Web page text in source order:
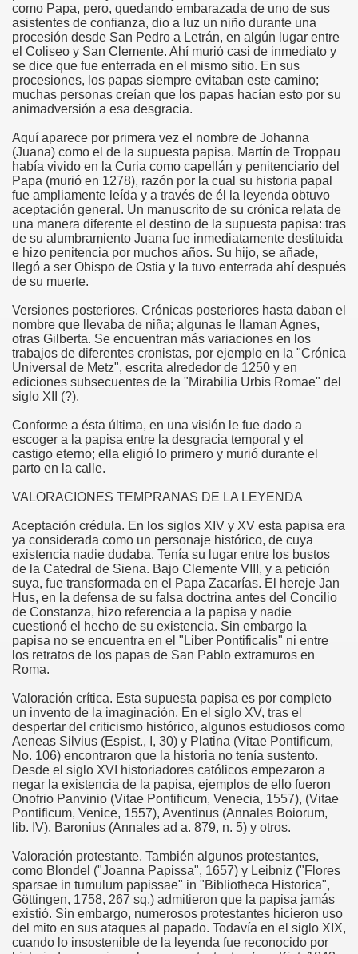
como Papa, pero, quedando embarazada de uno de sus
asistentes de confianza, dio a luz un niño durante una
procesión desde San Pedro a Letrán, en algún lugar entre
el Coliseo y San Clemente. Ahí murió casi de inmediato y
se dice que fue enterrada en el mismo sitio. En sus
procesiones, los papas siempre evitaban este camino;
muchas personas creían que los papas hacían esto por su
animadversión a esa desgracia.
Aquí aparece por primera vez el nombre de Johanna
(Juana) como el de la supuesta papisa. Martín de Troppau
había vivido en la Curia como capellán y penitenciario del
Papa (murió en 1278), razón por la cual su historia papal
fue ampliamente leída y a través de él la leyenda obtuvo
aceptación general. Un manuscrito de su crónica relata de
una manera diferente el destino de la supuesta papisa: tras
de su alumbramiento Juana fue inmediatamente destituida
e hizo penitencia por muchos años. Su hijo, se añade,
llegó a ser Obispo de Ostia y la tuvo enterrada ahí después
de su muerte.
Versiones posteriores. Crónicas posteriores hasta daban el
nombre que llevaba de niña; algunas le llaman Agnes,
otras Gilberta. Se encuentran más variaciones en los
trabajos de diferentes cronistas, por ejemplo en la "Crónica
Universal de Metz", escrita alrededor de 1250 y en
ediciones subsecuentes de la "Mirabilia Urbis Romae" del
siglo XII (?).
Conforme a ésta última, en una visión le fue dado a
escoger a la papisa entre la desgracia temporal y el
castigo eterno; ella eligió lo primero y murió durante el
parto en la calle.
VALORACIONES TEMPRANAS DE LA LEYENDA
Aceptación crédula. En los siglos XIV y XV esta papisa era
ya considerada como un personaje histórico, de cuya
existencia nadie dudaba. Tenía su lugar entre los bustos
de la Catedral de Siena. Bajo Clemente VIII, y a petición
suya, fue transformada en el Papa Zacarías. El hereje Jan
Hus, en la defensa de su falsa doctrina antes del Concilio
de Constanza, hizo referencia a la papisa y nadie
cuestionó el hecho de su existencia. Sin embargo la
papisa no se encuentra en el "Liber Pontificalis" ni entre
los retratos de los papas de San Pablo extramuros en
Roma.
Valoración crítica. Esta supuesta papisa es por completo
un invento de la imaginación. En el siglo XV, tras el
despertar del criticismo histórico, algunos estudiosos como
Aeneas Silvius (Espist., I, 30) y Platina (Vitae Pontificum,
No. 106) encontraron que la historia no tenía sustento.
Desde el siglo XVI historiadores católicos empezaron a
negar la existencia de la papisa, ejemplos de ello fueron
Onofrio Panvinio (Vitae Pontificum, Venecia, 1557), (Vitae
Pontificum, Venice, 1557), Aventinus (Annales Boiorum,
lib. IV), Baronius (Annales ad a. 879, n. 5) y otros.
Valoración protestante. También algunos protestantes,
como Blondel ("Joanna Papissa", 1657) y Leibniz ("Flores
sparsae in tumulum papissae" in "Bibliotheca Historica",
Göttingen, 1758, 267 sq.) admitieron que la papisa jamás
existió. Sin embargo, numerosos protestantes hicieron uso
del mito en sus ataques al papado. Todavía en el siglo XIX,
cuando lo insostenible de la leyenda fue reconocido por